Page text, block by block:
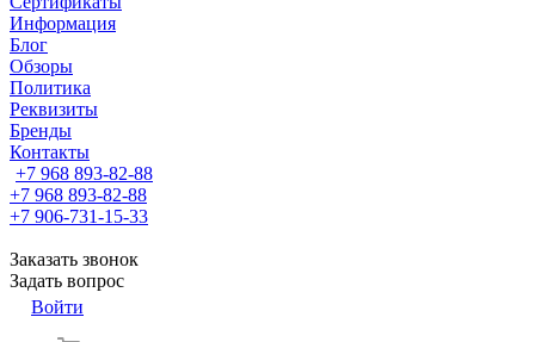
Информация
Блог
Обзоры
Политика
Реквизиты
Бренды
Контакты
+7 968 893-82-88
+7 968 893-82-88
+7 906-731-15-33
Заказать звонок
Задать вопрос
Войти